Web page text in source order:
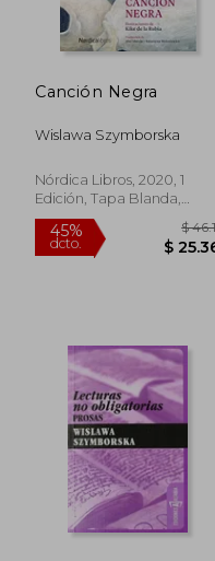
45%
dcto.
Canción Negra
Wislawa Szymborska
Nórdica Libros, 2020, 1
Edición, Tapa Blanda,
Nuevo